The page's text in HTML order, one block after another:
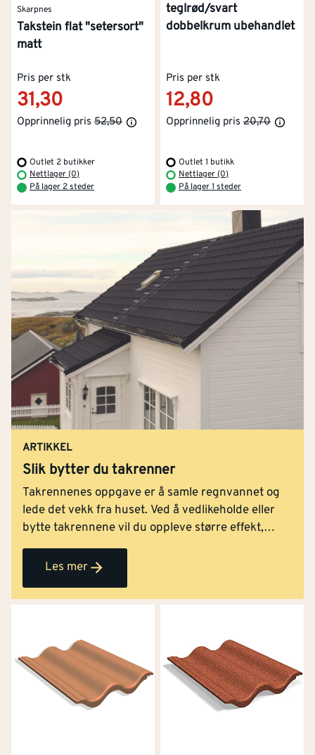
Skarpnes
Takstein flat "setersort"
matt
Pris per stk
31,30
Opprinnelig pris 52,50
Outlet 2 butikker
Nettlager (0)
På lager 2 steder
teglrød/svart
dobbelkrum ubehandlet
Pris per stk
12,80
Opprinnelig pris 20,70
Outlet 1 butikk
Nettlager (0)
På lager 1 steder
ARTIKKEL
Slik bytter du takrenner
Takrennenes oppgave er å samle regnvannet og
lede det vekk fra huset. Ved å vedlikeholde eller
bytte takrennene vil du oppleve større effekt,
samtidig som fasaden får et løft. Vi viser deg
hvordan du bytter takrenner - steg for steg.
Les mer